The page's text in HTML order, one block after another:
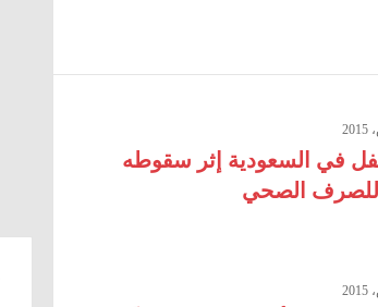
في السعودية إثر سقوطه
للصرف الصحي